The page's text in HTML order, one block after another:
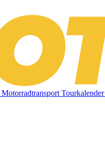
Motorradtransport Tourkalender